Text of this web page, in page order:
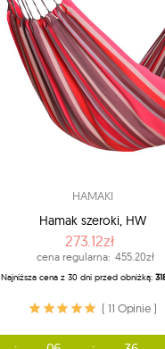
HAMAKI
Hamak szeroki, HW
273.12zł
cena regularna: 455.20zł
Najniższa cena z 30 dni przed obniżką:
( 11 Opinie )